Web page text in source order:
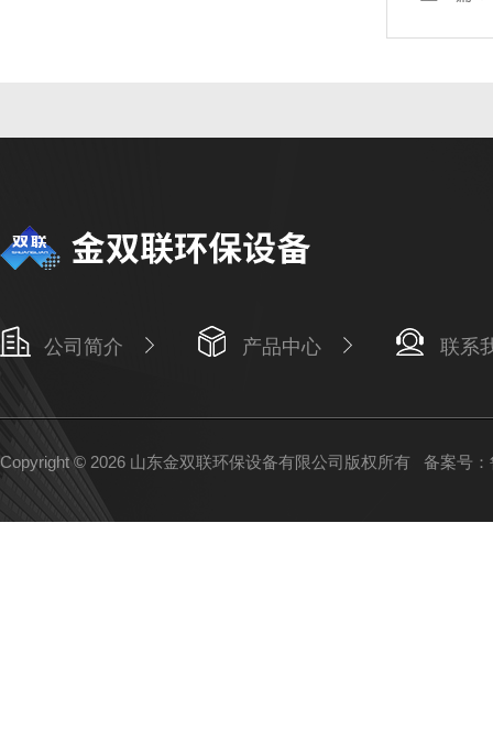
公司简介 产品中心 联系
Copyright © 2026 山东金双联环保设备有限公司版权所有 备案号